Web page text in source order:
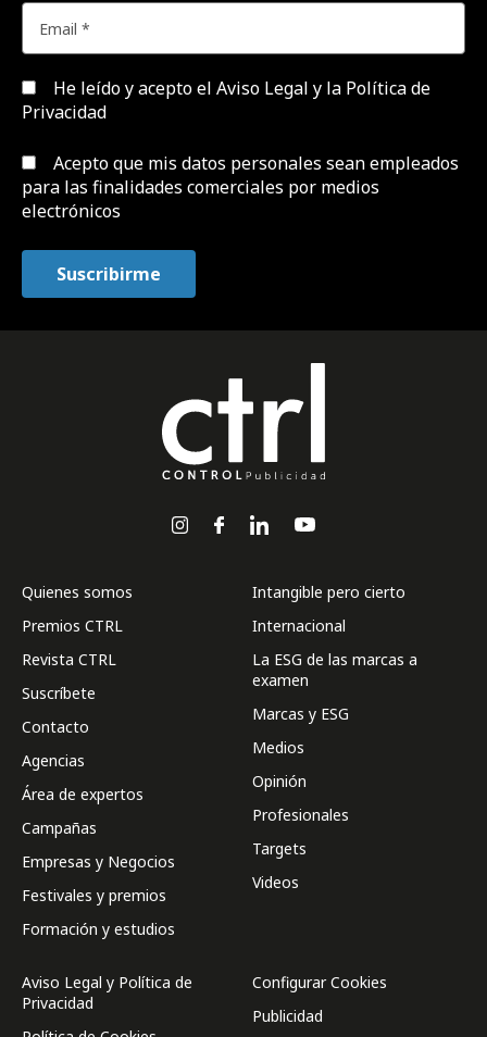
He leído y acepto el Aviso Legal y la Política de
Privacidad
Acepto que mis datos personales sean empleados
para las finalidades comerciales por medios
electrónicos
Quienes somos
Premios CTRL
Revista CTRL
Suscríbete
Contacto
Agencias
Área de expertos
Campañas
Empresas y Negocios
Festivales y premios
Formación y estudios
Intangible pero cierto
Internacional
La ESG de las marcas a
examen
Marcas y ESG
Medios
Opinión
Profesionales
Targets
Videos
Aviso Legal y Política de
Privacidad
Configurar Cookies
Publicidad